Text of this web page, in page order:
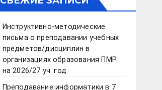
Инструктивно-методические
письма о преподавании учебных
предметов/дисциплин в
организациях образования ПМР
на 2026/27 уч. год
Преподавание информатики в 7